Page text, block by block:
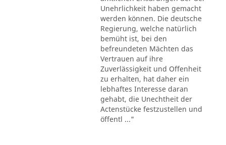
Unehrlichkeit haben gemacht
werden können. Die deutsche
Regierung, welche natürlich
bemüht ist, bei den
befreundeten Mächten das
Vertrauen auf ihre
Zuverlässigkeit und Offenheit
zu erhalten, hat daher ein
lebhaftes Interesse daran
gehabt, die Unechtheit der
Actenstücke festzustellen und
öffentl ..."